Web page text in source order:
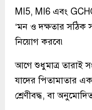
MI5, MI6 এবং
‘মন ও দক্ষতার সঠিক
নিয়োগ করবে৷
আগে শুধুমাত্র তারাই
যাদের পিতামাতার
শ্রেণীবদ্ধ, বা